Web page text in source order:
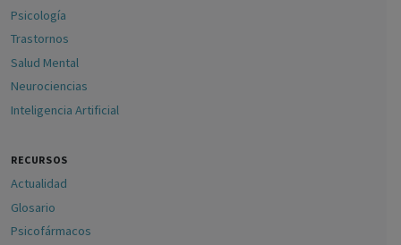
Psicología
Trastornos
Salud Mental
Neurociencias
Inteligencia Artificial
RECURSOS
Actualidad
Glosario
Psicofármacos